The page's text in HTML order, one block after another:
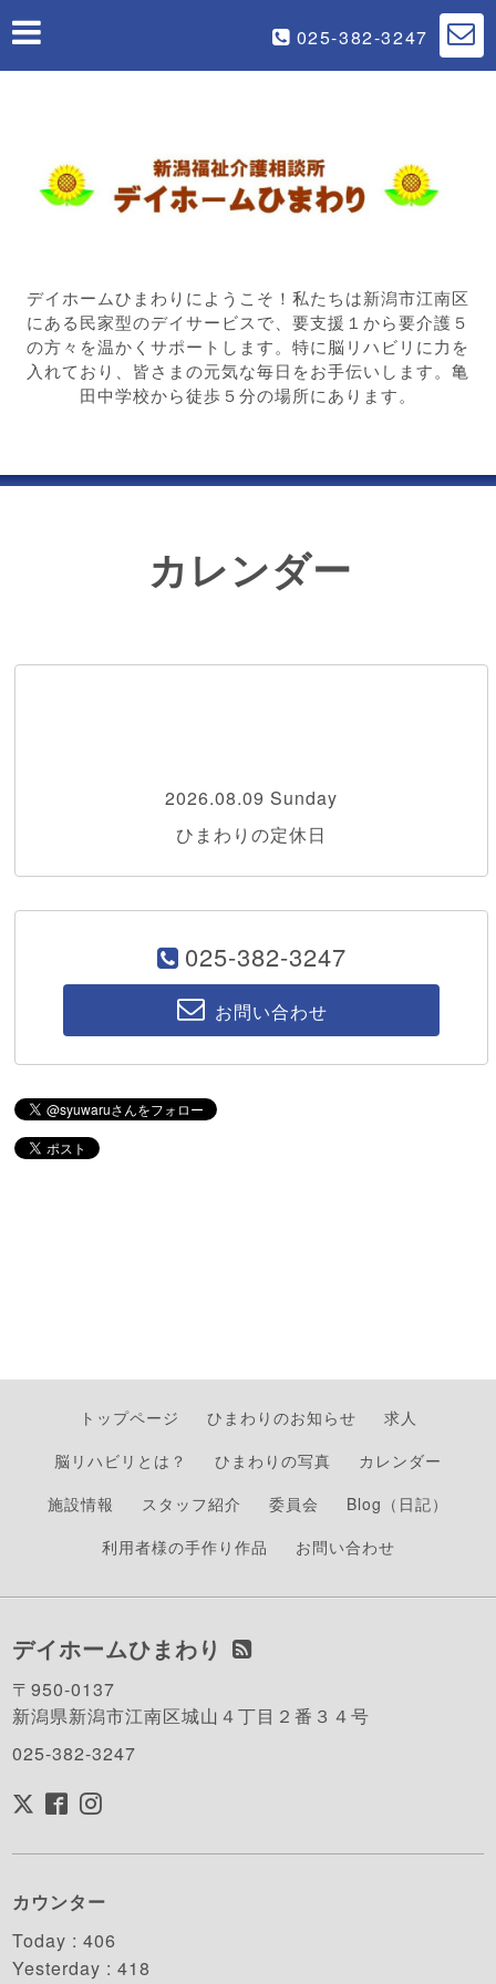
025-382-3247
デイホームひまわりにようこそ！私たちは新潟市江南区
にある民家型のデイサービスで、要支援１から要介護５
の方々を温かくサポートします。特に脳リハビリに力を
入れており、皆さまの元気な毎日をお手伝いします。亀
田中学校から徒歩５分の場所にあります。
カレンダー
2026.08.09 Sunday
ひまわりの定休日
025-382-3247
お問い合わせ
トップページ ひまわりのお知らせ
求人
脳リハビリとは？
ひまわりの写真
カレンダー
施設情報
スタッフ紹介 委員会
Blog（日記）
利用者様の手作り作品
お問い合わせ
デイホームひまわり
〒950-0137
新潟県新潟市江南区城山４丁目２番３４号
025-382-3247
カウンター
Today :406
Yesterday :418